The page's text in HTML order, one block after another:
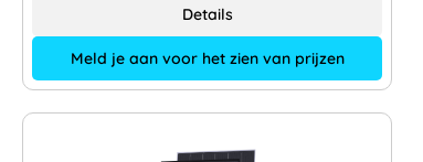
Meld je aan voor het zien van prijzen
Details